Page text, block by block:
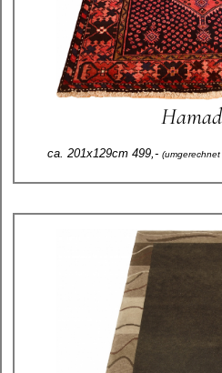
ca. 201x129cm 499,-